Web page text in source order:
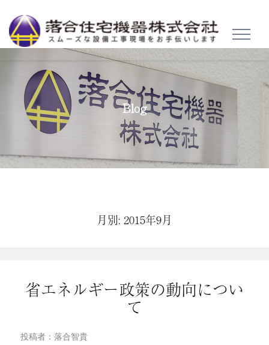
Blog
月別: 2015年9月
省エネルギー政策の動向につい
て
投稿者：落合智貴